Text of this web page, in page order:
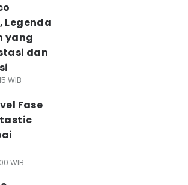
Legenda
yang
dan
WIB
Fase
WIB